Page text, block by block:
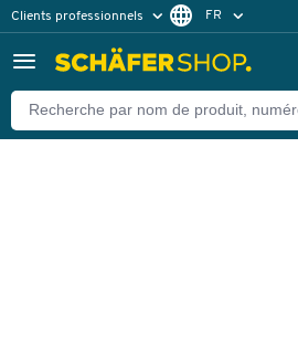
Clients professionnels
Clients particuliers
FR
Retour